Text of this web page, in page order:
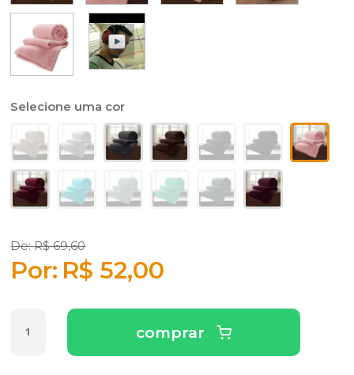
R$ 69,60
R$ 52,00
comprar